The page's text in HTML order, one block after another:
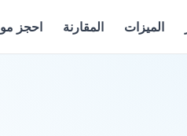
الميزات المقارنة احجز